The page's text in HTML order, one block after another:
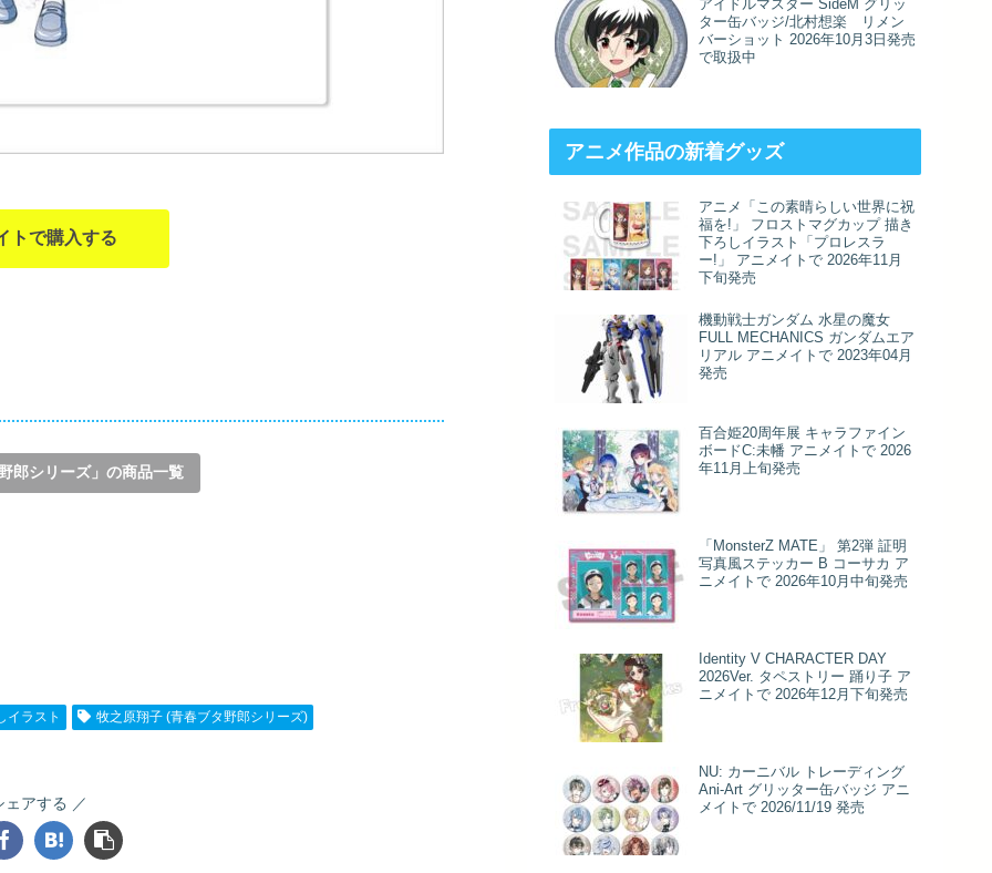
トで購入する
郎シリーズ」の商品一覧
イラスト 牧之原翔子 (青春ブタ野郎シリーズ)
ェアする
アイドルマスター SideM グリッ
ター缶バッジ/北村想楽 リメン
バーショット 2026年10月3日発売
で取扱中
アニメ作品の新着グッズ
アニメ「この素晴らしい世界に祝
福を!」 フロストマグカップ 描き
下ろしイラスト「プロレスラ
ー!」 アニメイトで 2026年11月
下旬発売
機動戦士ガンダム 水星の魔女
FULL MECHANICS ガンダムエア
リアル アニメイトで 2023年04月
発売
百合姫20周年展 キャラファイン
ボードC:未幡 アニメイトで 2026
年11月上旬発売
「MonsterZ MATE」 第2弾 証明
写真風ステッカー B コーサカ ア
ニメイトで 2026年10月中旬発売
Identity V CHARACTER DAY
2026Ver. タペストリー 踊り子 ア
ニメイトで 2026年12月下旬発売
NU: カーニバル トレーディング
Ani-Art グリッター缶バッジ アニ
メイトで 2026/11/19 発売